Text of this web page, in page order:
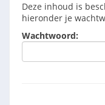
Deze inhoud is
hieronder je
Wachtwoord: